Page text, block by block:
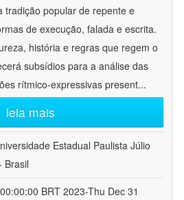
tradição popular de repente e
de execução, falada e escrita.
história e regras que regem o
subsídios para a análise das
rítmico-expressivas present...
leia mais
Estadual Paulista Júlio
Brasil
BRT 2023-Thu Dec 31